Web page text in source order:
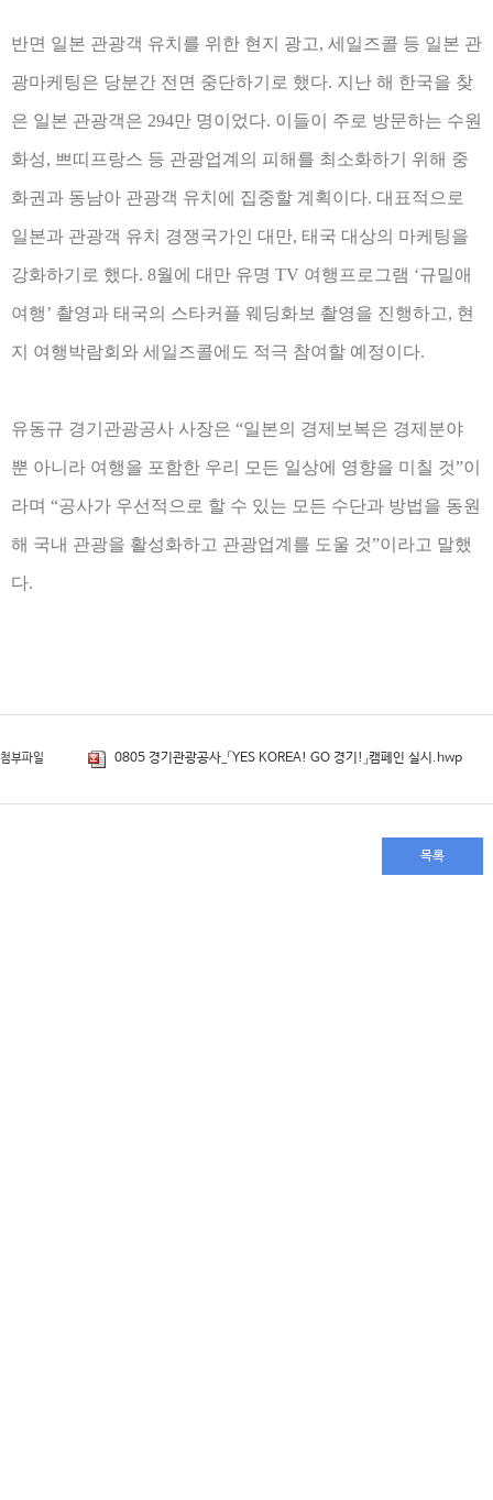
반면 일본 관광객 유치를 위한 현지 광고, 세일즈콜 등 일본 관
광마케팅은 당분간 전면 중단하기로 했다. 지난 해 한국을 찾
은 일본 관광객은 294만 명이었다. 이들이 주로 방문하는 수원
화성, 쁘띠프랑스 등 관광업계의 피해를 최소화하기 위해 중
화권과 동남아 관광객 유치에 집중할 계획이다. 대표적으로
일본과 관광객 유치 경쟁국가인 대만, 태국 대상의 마케팅을
강화하기로 했다. 8월에 대만 유명 TV 여행프로그램 ‘규밀애
여행’ 촬영과 태국의 스타커플 웨딩화보 촬영을 진행하고, 현
지 여행박람회와 세일즈콜에도 적극 참여할 예정이다.
유동규 경기관광공사 사장은 “일본의 경제보복은 경제분야
뿐 아니라 여행을 포함한 우리 모든 일상에 영향을 미칠 것”이
라며 “공사가 우선적으로 할 수 있는 모든 수단과 방법을 동원
해 국내 관광을 활성화하고 관광업계를 도울 것”이라고 말했
다.
첨부파일 0805 경기관광공사_「YES KOREA! GO 경기!」캠페인 실시.hwp
목록